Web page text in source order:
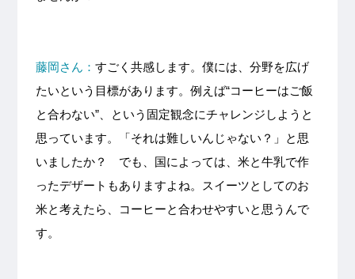
藤岡さん： すごく共感します。僕には、分野を広げ
たいという目標があります。例えば“コーヒーはご飯
と合わない”、という固定観念にチャレンジしようと
思っています。「それは難しいんじゃない？」と思
いましたか？ でも、国によっては、米と牛乳で作
ったデザートもありますよね。スイーツとしてのお
米と考えたら、コーヒーと合わせやすいと思うんで
す。